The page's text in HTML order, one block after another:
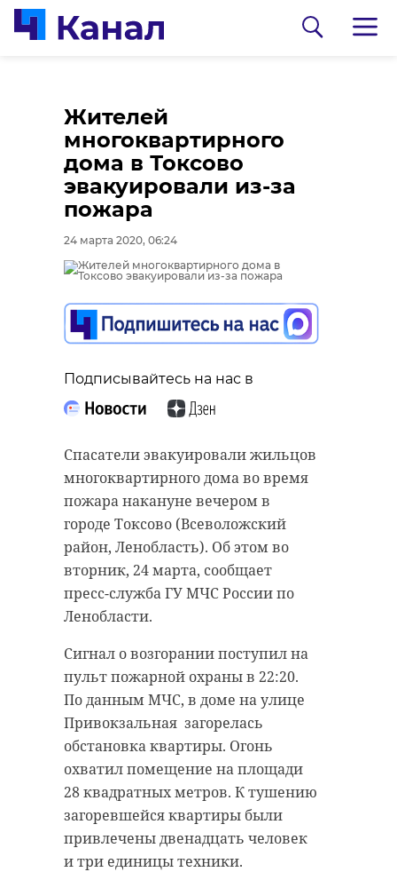
Жителей
многоквартирного
дома в Токсово
эвакуировали из-за
пожара
24 марта 2020, 06:24
Подписывайтесь на нас в
Спасатели эвакуировали жильцов
многоквартирного дома во время
пожара накануне вечером в
городе Токсово (Всеволожский
район, Ленобласть). Об этом во
вторник, 24 марта, сообщает
пресс-служба ГУ МЧС России по
Ленобласти.
Сигнал о возгорании поступил на
пульт пожарной охраны в 22:20.
По данным МЧС, в доме на улице
Привокзальная загорелась
обстановка квартиры. Огонь
охватил помещение на площади
28 квадратных метров. К тушению
загоревшейся квартиры были
привлечены двенадцать человек
и три единицы техники.
0:00 / 0:00
В Гатчинском районе
добровольцы
реставрируют
“особняк с
века
Подписывайтесь на нас в
Сейчас расчищают рамы, снимают
старый слой краски.
Реставрируют уникальные
витражи в морском стиле.
Впереди шпаклевка дома,
утепление пенькой,
антибиологическая и
противопожарная обработка.
0:00 / 0:00
Сосновоборец
разгадал тайну
могилы на
старинном кладбище
об истории города
Подписывайтесь на нас в
Руслан Семенченко мечтает,
чтобы историки-профессионалы
больше узнали о жизни Анны. В
этом году бельгийские архивы
рассекретят документы 100-
летней давности и, может тогда,
удастся узнать, какой была жизнь
Анны Беквор и других бельгийцев
в Сосновом Бору.